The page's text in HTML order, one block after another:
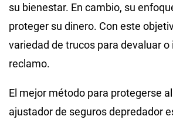
su bienestar. En cambio, su
proteger su dinero. Con este
variedad de trucos para devaluar o
reclamo.
El mejor método para protegerse
ajustador de seguros depredador